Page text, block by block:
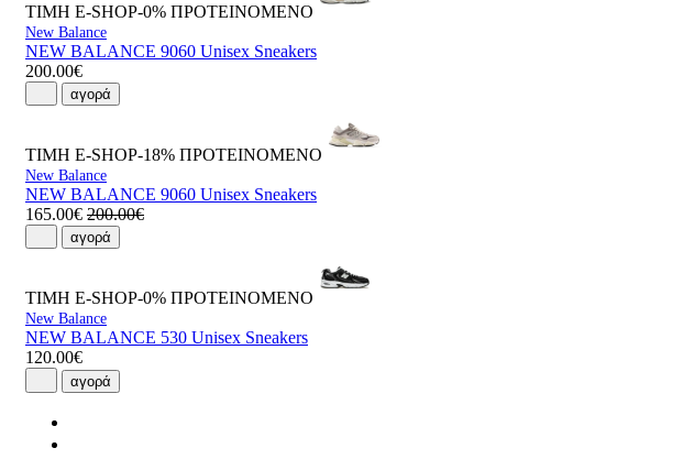
ΤΙΜΗ E-SHOP-0% ΠΡΟΤΕΙΝΟΜΕΝΟ
New Balance
NEW BALANCE 9060 Unisex Sneakers
200.00€
αγορά
ΤΙΜΗ E-SHOP-18% ΠΡΟΤΕΙΝΟΜΕΝΟ
New Balance
NEW BALANCE 9060 Unisex Sneakers
165.00€ 200.00€
αγορά
ΤΙΜΗ E-SHOP-0% ΠΡΟΤΕΙΝΟΜΕΝΟ
New Balance
NEW BALANCE 530 Unisex Sneakers
120.00€
αγορά